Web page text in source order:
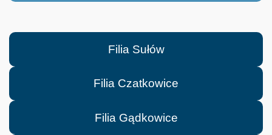
Filia Sułów
Filia Czatkowice
Filia Gądkowice